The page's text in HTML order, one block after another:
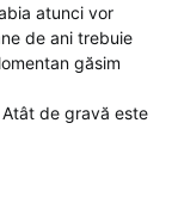
atunci vor
de ani trebuie
găsim
de gravă este